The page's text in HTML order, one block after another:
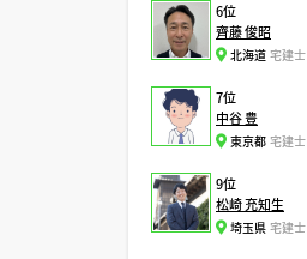
6位
齊藤 俊昭
宅建士
北海道
7位
中谷 豊
宅建士
東京都
9位
松崎 充知生
宅建士
埼玉県